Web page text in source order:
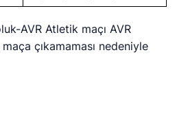
AVR Atletik maçı AVR
çıkamaması nedeniyle